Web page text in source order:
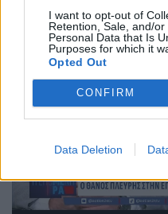
I want to opt-out of
Retention, Sale, and/
Personal Data that Is
Purposes for which it
Opted Out
CONFIRM
Data Deletion